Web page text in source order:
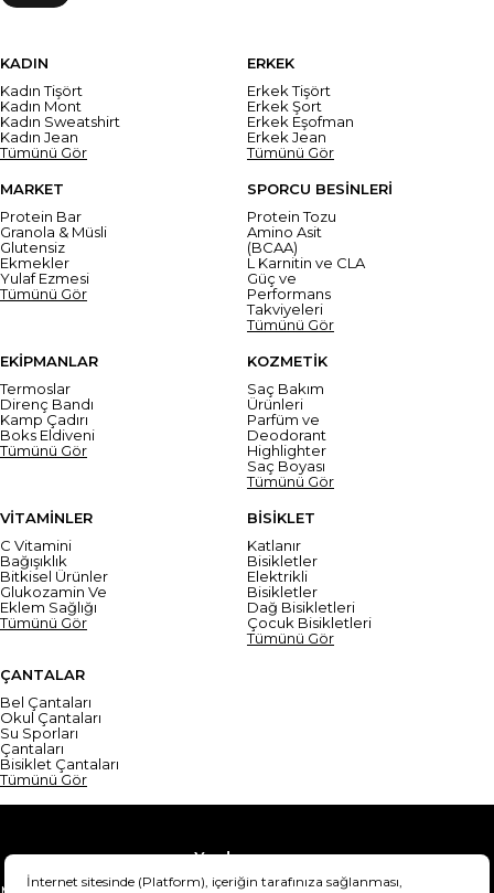
KADIN
Kadın Tişört
Kadın Mont
Kadın Sweatshirt
Kadın Jean
Tümünü Gör
ERKEK
Erkek Tişört
Erkek Şort
Erkek Eşofman
Erkek Jean
Tümünü Gör
MARKET
Protein Bar
Granola & Müsli
Glutensiz
Ekmekler
Yulaf Ezmesi
Tümünü Gör
SPORCU BESİNLERİ
Protein Tozu
Amino Asit
(BCAA)
L Karnitin ve CLA
Güç ve
Performans
Takviyeleri
Tümünü Gör
EKİPMANLAR
Termoslar
Direnç Bandı
Kamp Çadırı
Boks Eldiveni
Tümünü Gör
KOZMETİK
Saç Bakım
Ürünleri
Parfüm ve
Deodorant
Highlighter
Saç Boyası
Tümünü Gör
VİTAMİNLER
C Vitamini
Bağışıklık
Bitkisel Ürünler
Glukozamin Ve
Eklem Sağlığı
Tümünü Gör
BİSİKLET
Katlanır
Bisikletler
Elektrikli
Bisikletler
Dağ Bisikletleri
Çocuk Bisikletleri
Tümünü Gör
ÇANTALAR
Bel Çantaları
Okul Çantaları
Su Sporları
Çantaları
Bisiklet Çantaları
Tümünü Gör
Yardım